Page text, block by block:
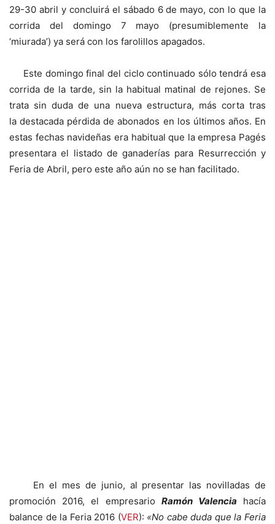
29-30 abril y concluirá el sábado 6 de mayo, con lo que la
corrida del domingo 7 mayo (presumiblemente la
‘miurada’) ya será con los farolillos apagados.
Este domingo final del ciclo continuado sólo tendrá esa
corrida de la tarde, sin la habitual matinal de rejones. Se
trata sin duda de una nueva estructura, más corta tras
la destacada pérdida de abonados en los últimos años. En
estas fechas navideñas era habitual que la empresa Pagés
presentara el listado de ganaderías para Resurrección y
Feria de Abril, pero este año aún no se han facilitado.
En el mes de junio, al presentar las novilladas de
promoción 2016, el empresario Ramón Valencia hacía
balance de la Feria 2016 (VER): «No cabe duda que la Feria